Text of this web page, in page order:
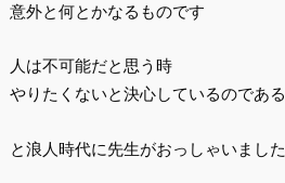
意外と何とかなるものです
人は不可能だと思う時
やりたくないと決心しているのである
と浪人時代に先生がおっしゃいました